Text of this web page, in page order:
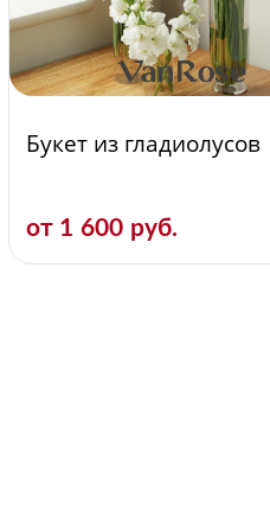
Букет из гладиолусов
от 1 600 руб.